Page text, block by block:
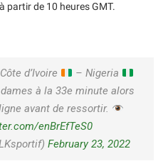
partir de 10 heures GMT.
d’Ivoire
– Nigeria
à la 33e minute alors
avant de ressortir.
enBrEfTeS0
February 23, 2022